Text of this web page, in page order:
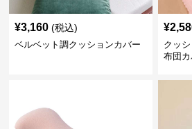
¥3,160 (税込)
ベルベット調クッションカバー
¥
クッ
布団